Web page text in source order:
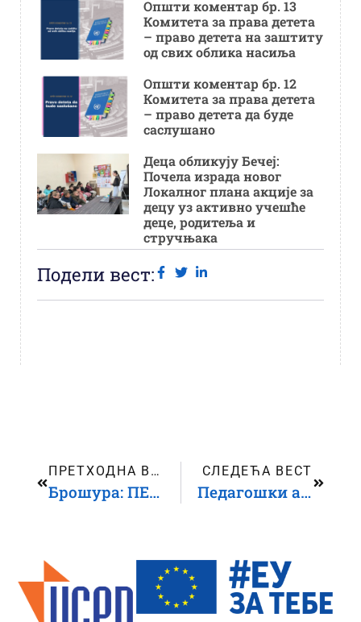
Општи коментар бр. 13
Комитета за права детета
– право детета на заштиту
од свих облика насиља
Општи коментар бр. 12
Комитета за права детета
– право детета да буде
саслушано
Деца обликују Бечеј:
Почела израда новог
Локалног плана акције за
децу уз активно учешће
деце, родитеља и
стручњака
Подели вест:
ПРЕТХОДНА ВЕСТ
Брошура: ПЕДАГОШКИ АСИСТЕНТ за децу са сметњама у развоју – обавезно занимање у инклузивној школи
СЛЕДЕЋА ВЕСТ
Педагошки асистент за децу са сметњама у развоју и инвалидитетом – извор подршке